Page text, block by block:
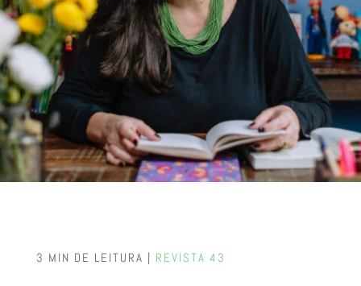
3 MIN DE LEITURA | REVISTA 43